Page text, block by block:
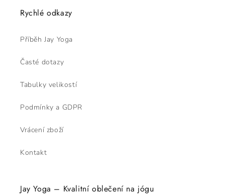
Rychlé odkazy
Příběh Jay Yoga
Časté dotazy
Tabulky velikostí
Podmínky a GDPR
Vrácení zboží
Kontakt
Jay Yoga – Kvalitní oblečení na jógu